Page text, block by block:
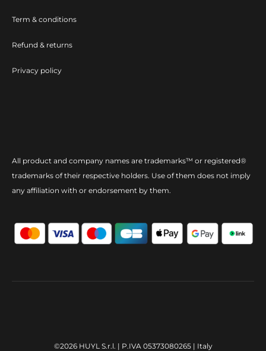
Term & conditions
Refund & returns
Privacy policy
All product and company names are trademarks™ or registered®
trademarks of their respective holders. Use of them does not imply
any affiliation with or endorsement by them.
©2026 HUYL S.r.l. | P.IVA 05373080265 | Italy